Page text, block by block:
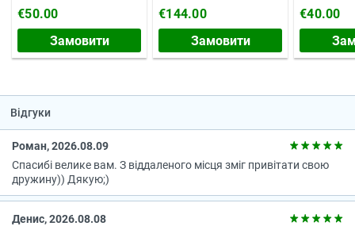
€50.00
Замовити
€144.00
Замовити
€40.00
Відгуки
Роман, 2026.08.09
Спасибі велике вам. З віддаленого місця зміг привітати свою
дружину)) Дякую;)
Денис, 2026.08.08